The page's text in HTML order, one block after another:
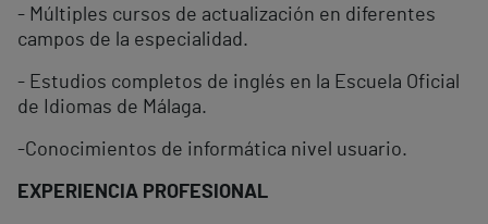
- Múltiples cursos de actualización en diferentes
campos de la especialidad.
- Estudios completos de inglés en la Escuela Oficial
de Idiomas de Málaga.
-Conocimientos de informática nivel usuario.
EXPERIENCIA PROFESIONAL